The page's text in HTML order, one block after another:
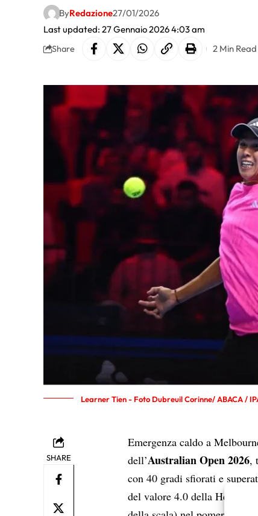
Last updated: 27 Gennaio 2026 4:03 am
ByRedazione27/01/2026
Share 2 Min Read
Learner Tien - Foto Dubreuil Corinne/ ABACA /
SHARE
Emergenza caldo a
dell’Australian Open 2026,
con 40 gradi sfiorati e
del valore 4.0 della Heat